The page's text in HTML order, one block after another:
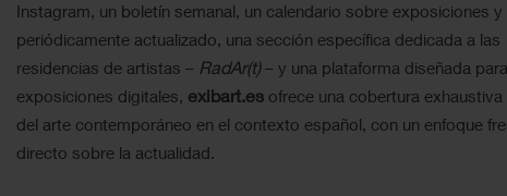
Instagram, un boletín semanal, un calendario sobre exposiciones
periódicamente actualizado, una sección específica dedicada a las
residencias de artistas – RadAr(t)– y una plataforma diseñada
exposiciones digitales, exibart.esofrece una cobertura
del arte contemporáneo en el contexto español, con un enfoque
directo sobre la actualidad.